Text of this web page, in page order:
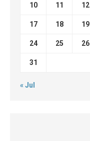
10 11 12
17 18 19
24 25 26
31
« Jul